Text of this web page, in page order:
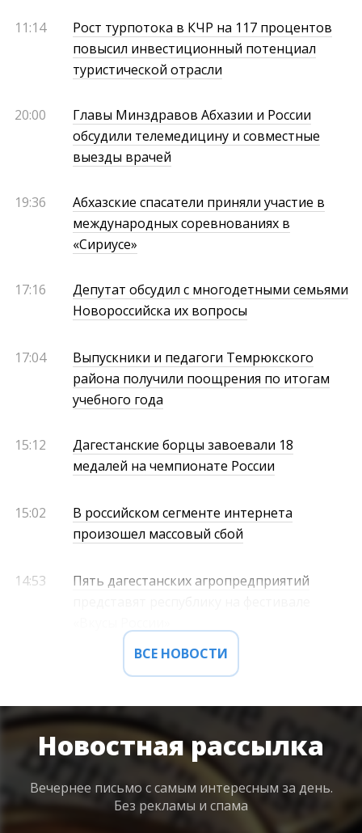
11:14
Рост турпотока в КЧР на 117 процентов
повысил инвестиционный потенциал
туристической отрасли
20:00
Главы Минздравов Абхазии и России
обсудили телемедицину и совместные
выезды врачей
19:36
Абхазские спасатели приняли участие в
международных соревнованиях в
«Сириусе»
17:16
Депутат обсудил с многодетными семьями
Новороссийска их вопросы
17:04
Выпускники и педагоги Темрюкского
района получили поощрения по итогам
учебного года
15:12
Дагестанские борцы завоевали 18
медалей на чемпионате России
15:02
В российском сегменте интернета
произошел массовый сбой
14:53
Пять дагестанских агропредприятий
ВСЕ НОВОСТИ
Новостная рассылка
Вечернее письмо с самым интересным за день.
Без рекламы и спама